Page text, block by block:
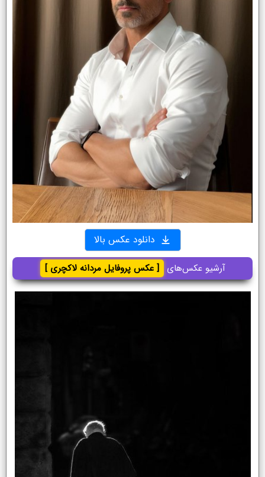
دانلود عکس بالا
آرشیو عکس‌های [ عکس پروفایل مردانه لاکچری ]